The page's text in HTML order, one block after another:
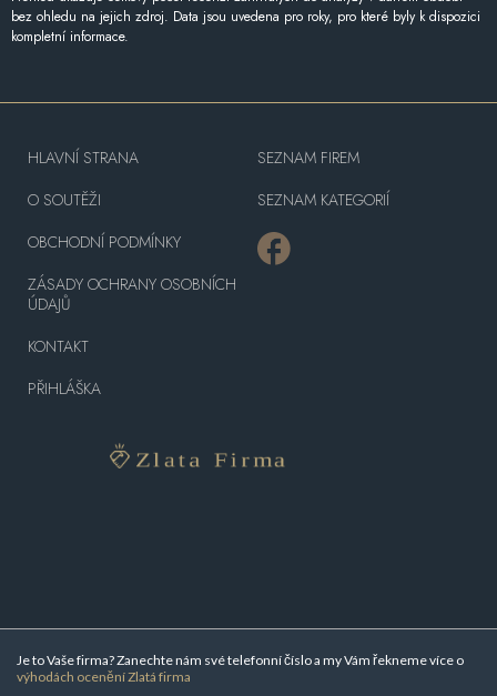
bez ohledu na jejich zdroj. Data jsou uvedena pro roky, pro které byly k dispozici
kompletní informace.
Je to Vaše firma? Zanechte nám své telefonní číslo a my Vám řekneme více o
výhodách ocenění Zlatá firma
HLAVNÍ STRANA
O SOUTĚŽI
OBCHODNÍ PODMÍNKY
ZÁSADY OCHRANY OSOBNÍCH
ÚDAJŮ
KONTAKT
PŘIHLÁŠKA
SEZNAM FIREM
SEZNAM KATEGORIÍ